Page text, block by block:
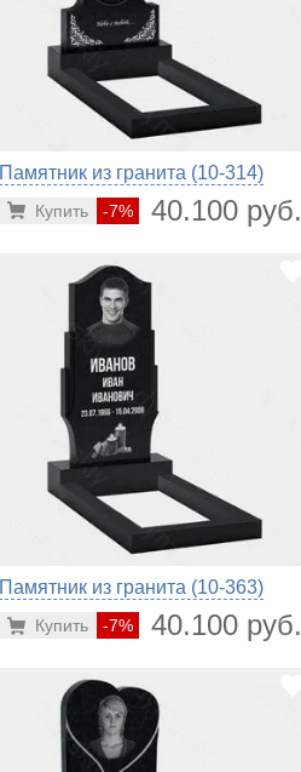
Памятник из гранита (10-314)
-7% 40.100 руб.
Купить
Памятник из гранита (10-363)
-7% 40.100 руб.
Купить